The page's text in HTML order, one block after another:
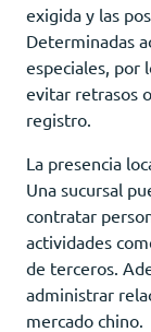
exigida y las
Determinadas
especiales, por
evitar retrasos
registro.
La presencia
Una sucursal
contratar
actividades
de terceros.
administrar
mercado chino.